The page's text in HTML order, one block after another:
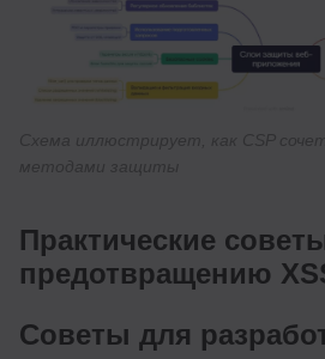
Практические
предотвращению
Советы для